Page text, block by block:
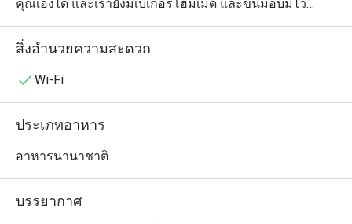
คุณเองได้ และเรายังมีเบเกอรี่โฮมเมด และขนมอบมีไว้
บริการลูกค้า โดยลูกค้าสามารถเลือกรับประทานที่ร้าน หรือ
ซื้อกลับไปฝากคนที่บ้านก็ได้
สิ่งอำนวยความสะดวก
Wi-Fi
ประเภทอาหาร
อาหารนานาชาติ
บรรยากาศ